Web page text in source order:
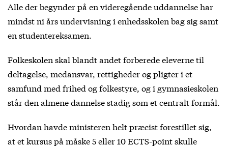
Alle der begynder på en videregående uddannelse har
mindst ni års undervisning i enhedsskolen bag sig samt
en studentereksamen.
Folkeskolen skal blandt andet forberede eleverne til
deltagelse, medansvar, rettigheder og pligter i et
samfund med frihed og folkestyre, og i gymnasieskolen
står den almene dannelse stadig som et centralt formål.
Hvordan havde ministeren helt præcist forestillet sig,
at et kursus på måske 5 eller 10 ECTS-point skulle